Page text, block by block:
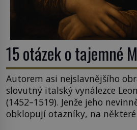
15 otázek o tajemné
Autorem asi nejslavnějšího
slovutný italský vynálezce
(1452–1519). Jenže jeho
obklopují otazníky, na